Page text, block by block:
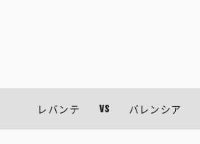
レバンテ VS バレンシア